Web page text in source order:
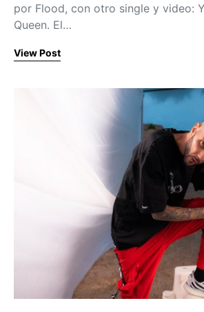
por Flood, con otro single y video:
Queen. El…
View Post